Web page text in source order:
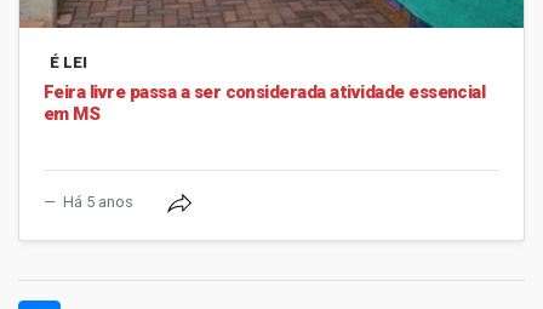
É LEI
Feira livre passa a ser considerada atividade essencial
em MS
Há 5 anos